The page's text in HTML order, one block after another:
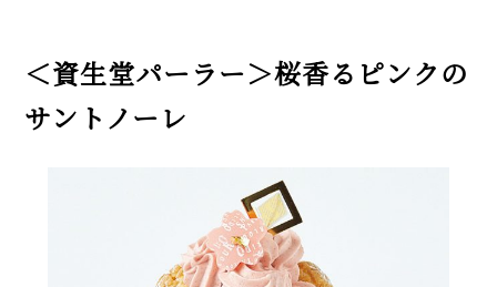
＜資生堂パーラー＞桜香るピンクの
サントノーレ